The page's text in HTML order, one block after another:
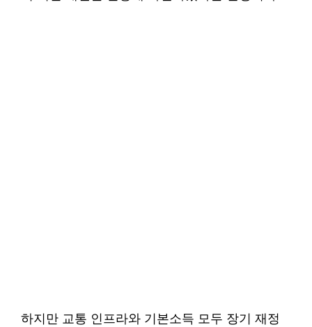
하지만 교통 인프라와 기본소득 모두 장기 재정